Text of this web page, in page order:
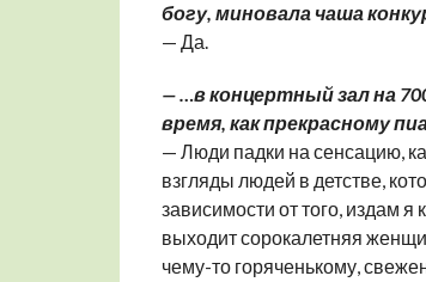
богу, миновала чаша
— Да.
— …в концертный зал на
время, как прекрасному
— Люди падки на сенсацию,
взгляды людей в детстве,
зависимости от того, издам я
выходит сорокалетняя
чему-то горяченькому,